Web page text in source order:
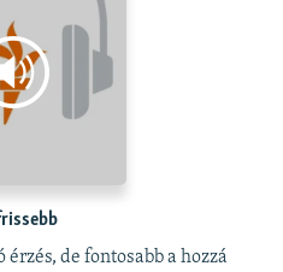
de fontosabb a hozzá